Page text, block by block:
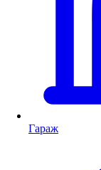
Гараж